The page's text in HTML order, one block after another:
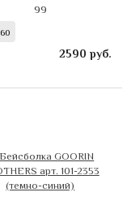
99
60
2590 руб.